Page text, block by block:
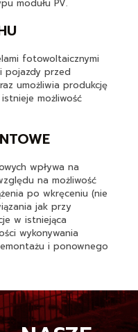
modułu PV.
fotowoltaicznymi
pojazdy przed
umożliwia produkcję
możliwość
wpływa na
na możliwość
po wkręceniu (nie
jak przy
w istniejąca
wykonywania
i ponownego